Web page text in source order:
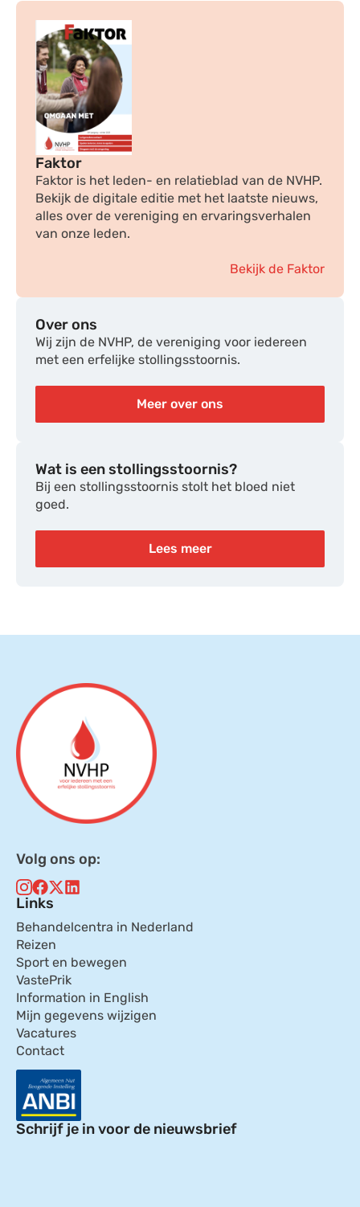
Faktor
Faktor is het leden- en relatieblad van de NVHP.
Bekijk de digitale editie met het laatste nieuws,
alles over de vereniging en ervaringsverhalen
van onze leden.
Bekijk de Faktor
Over ons
Wij zijn de NVHP, de vereniging voor iedereen
met een erfelijke stollingsstoornis.
Meer over ons
Wat is een stollingsstoornis?
Bij een stollingsstoornis stolt het bloed niet
goed.
Lees meer
Volg ons op:
Links
Behandelcentra in Nederland
Reizen
Sport en bewegen
VastePrik
Information in English
Mijn gegevens wijzigen
Vacatures
Contact
Schrijf je in voor de nieuwsbrief